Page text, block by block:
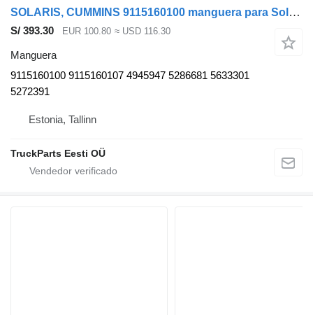
SOLARIS, CUMMINS 9115160100 manguera para Solaris Urbino, Alpino, Vacanza (1999-) autobús
S/ 393.30 EUR 100.80 ≈ USD 116.30
Manguera
9115160100 9115160107 4945947 5286681 5633301
5272391
Estonia, Tallinn
TruckParts Eesti OÜ